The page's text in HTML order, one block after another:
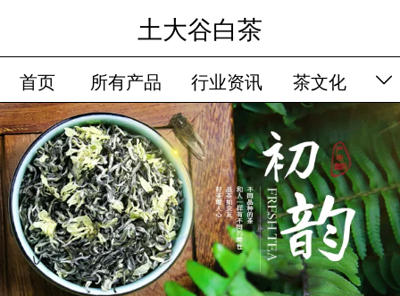
土大谷白茶
首页 所有产品 行业资讯 茶文化
品牌故事 留言板 会员卡列表